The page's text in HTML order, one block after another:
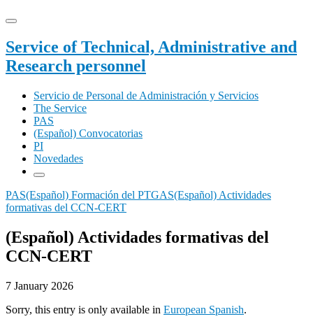
Service of Technical, Administrative and
Research personnel
Servicio de Personal de Administración y Servicios
The Service
PAS
(Español) Convocatorias
PI
Novedades
PAS(Español) Formación del PTGAS(Español) Actividades
formativas del CCN-CERT
(Español) Actividades formativas del
CCN-CERT
7 January 2026
Sorry, this entry is only available in European Spanish.